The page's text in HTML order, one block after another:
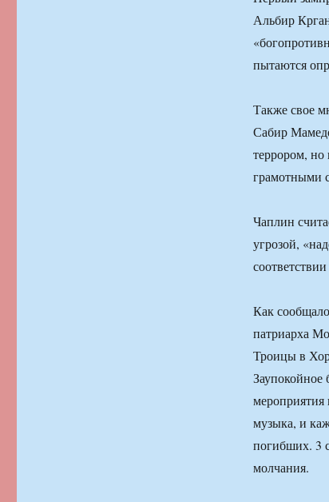
Альбир
пытаются
Также свое
Сабир
террором, но
грамотными
Чаплин
угрозой,
Как
патриарха
Троицы в
Заупокойное
мероприятия
музыка, и
погибших. 3
молчания.